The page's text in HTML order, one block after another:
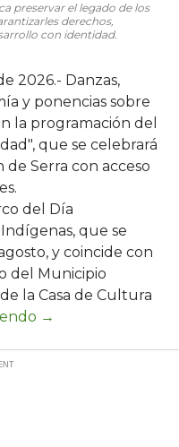
preservar el legado de los
derechos,
con identidad.
2026.- Danzas,
y ponencias sobre
la programación del
que se celebrará
Serra con acceso
del Día
que se
y coincide con
del Municipio
la Casa de Cultura